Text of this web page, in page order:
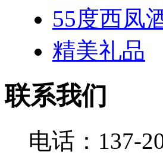
55度西凤
精美礼品
联系我们
电话：137-